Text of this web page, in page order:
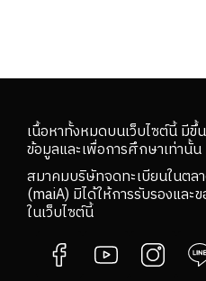
เนื้อหาทั้งหมดบนเว็บไซต์นี้ มีขึ้
ข้อมูลและเพื่อการศึกษาเท่านั้น
สมาคมบริษัทจดทะเบียนในตล
(maiA) มิได้ให้การรับรองและ
ในเว็บไซต์นี้